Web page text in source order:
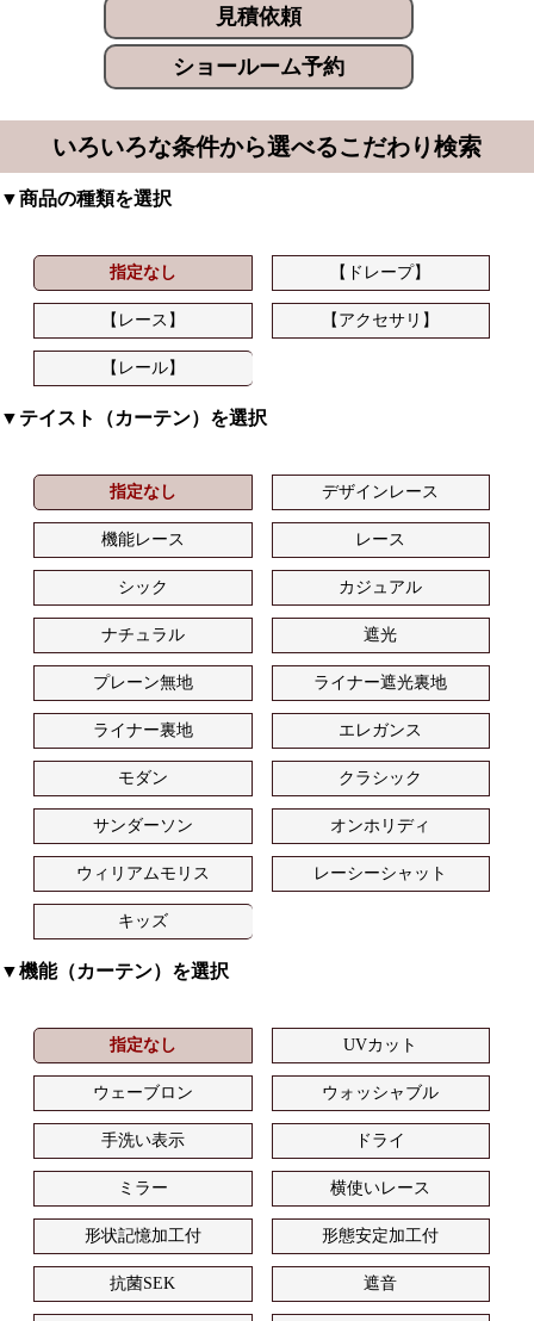
見積依頼
ショールーム予約
いろいろな条件から選べるこだわり検索
▼商品の種類を選択
指定なし 【ドレープ】
【レース】 【アクセサリ】
【レール】
▼テイスト（カーテン）を選択
指定なし デザインレース
機能レース レース
シック カジュアル
ナチュラル 遮光
プレーン無地 ライナー遮光裏地
ライナー裏地 エレガンス
モダン クラシック
サンダーソン オンホリディ
ウィリアムモリス レーシーシャット
キッズ
▼機能（カーテン）を選択
指定なし UVカット
ウェーブロン ウォッシャブル
手洗い表示 ドライ
ミラー 横使いレース
形状記憶加工付 形態安定加工付
抗菌SEK 遮音